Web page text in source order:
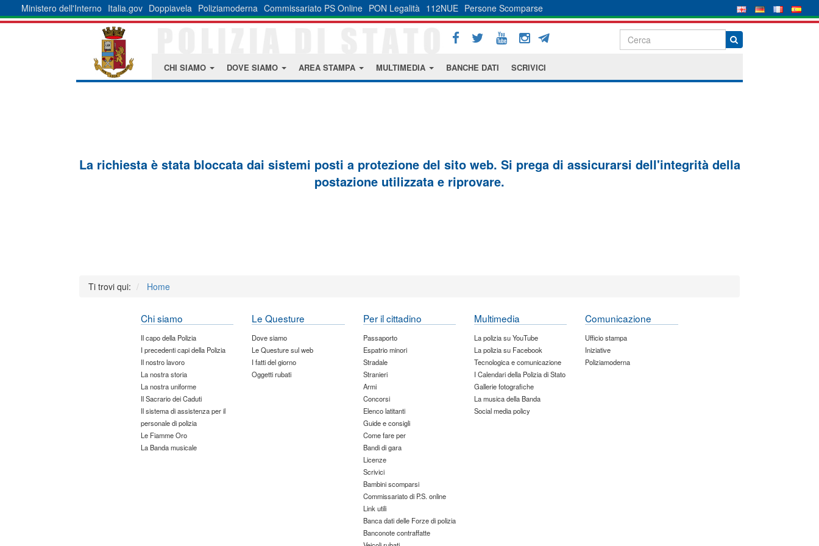
Ministero dell'Interno Italia.gov Doppiavela Poliziamoderna Commissariato PS Online PON Legalità 112NUE Persone Scomparse
CHI SIAMO DOVE SIAMO AREA STAMPA MULTIMEDIA BANCHE DATI SCRIVICI
La richiesta è stata bloccata dai sistemi posti a protezione del sito web. Si prega di assicurarsi dell'integrità della
postazione utilizzata e riprovare.
Ti trovi qui: Home
Chi siamo
Il capo della Polizia
I precedenti capi della Polizia
Il nostro lavoro
La nostra storia
La nostra uniforme
Il Sacrario dei Caduti
Il sistema di assistenza per il
personale di polizia
Le Fiamme Oro
La Banda musicale
Le Questure
Dove siamo
Le Questure sul web
I fatti del giorno
Oggetti rubati
Per il cittadino
Passaporto
Espatrio minori
Stradale
Stranieri
Armi
Concorsi
Elenco latitanti
Guide e consigli
Come fare per
Bandi di gara
Licenze
Scrivici
Bambini scomparsi
Commissariato di P.S. online
Link utili
Banca dati delle Forze di polizia
Banconote contraffatte
Multimedia
La polizia su YouTube
La polizia su Facebook
Tecnologica e comunicazione
I Calendari della Polizia di Stato
Gallerie fotografiche
La musica della Banda
Social media policy
Comunicazione
Ufficio stampa
Iniziative
Poliziamoderna